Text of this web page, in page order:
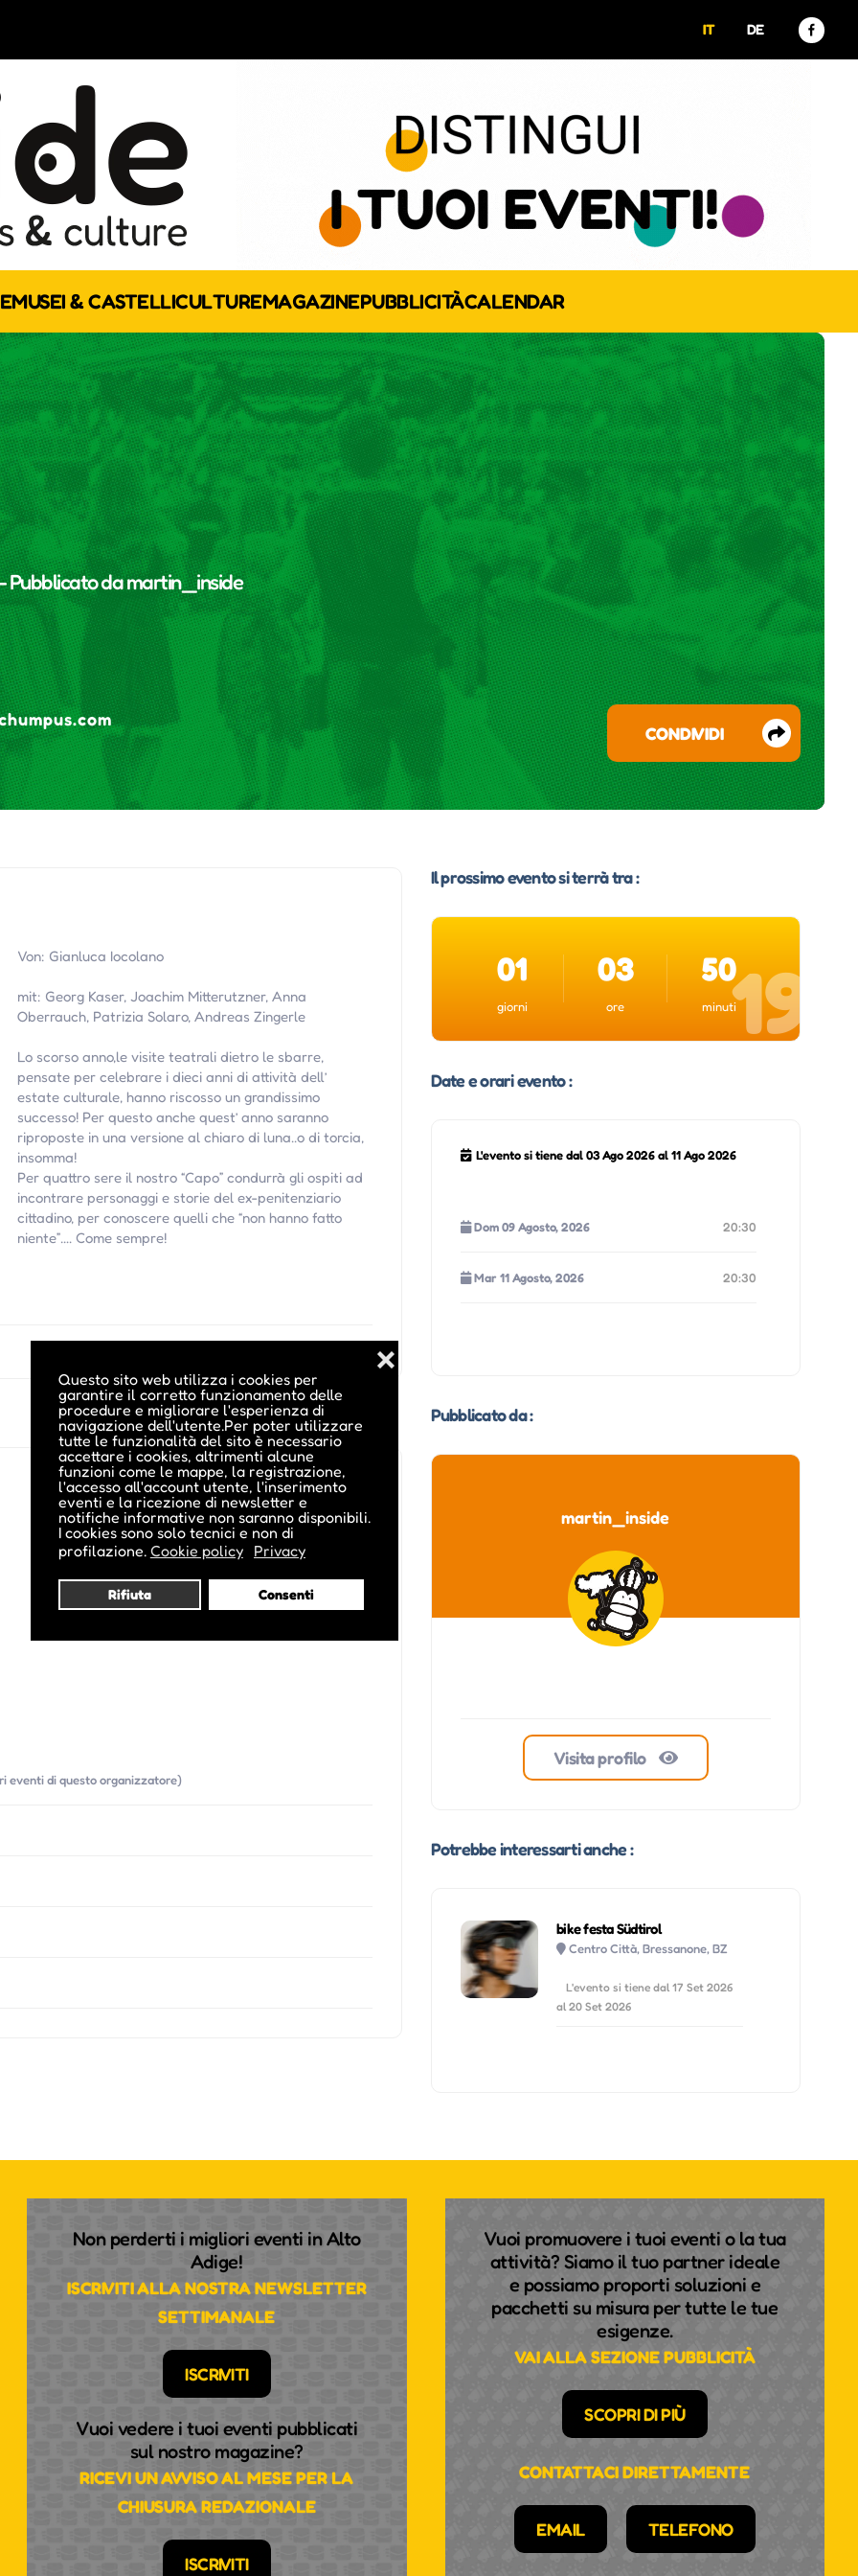
Questo sito web utilizza i cookies per
garantire il corretto funzionamento delle
procedure e migliorare l'esperienza di
navigazione dell'utente.Per poter utilizzare
tutte le funzionalità del sito è necessario
accettare i cookies, altrimenti alcune
funzioni come le mappe, la registrazione,
l'accesso all'account utente, l'inserimento
eventi e la ricezione di newsletter e
notifiche informative non saranno disponibili.
I cookies sono solo tecnici e non di
profilazione. Cookie policy Privacy
Rifiuta Consenti
❌
IT DE
MUSEI & CASTELLICULTUREMAGAZINEPUBBLICITÀCALENDAR
Pubblicato damartin_inside
CONDIVIDI
Von: Gianluca Iocolano
mit: Georg Kaser, Joachim Mitterutzner, Anna
Oberrauch, Patrizia Solaro, Andreas Zingerle
Lo scorso anno,le visite teatrali dietro le sbarre,
pensate per celebrare i dieci anni di attività dell’
estate culturale, hanno riscosso un grandissimo
successo! Per questo anche quest’ anno saranno
riproposte in una versione al chiaro di luna..o di torcia,
insomma!
Per quattro sere il nostro “Capo” condurrà gli ospiti ad
incontrare personaggi e storie del ex-penitenziario
cittadino, per conoscere quelli che “non hanno fatto
niente”…. Come sempre!
eventi di questo organizzatore)
Il prossimo evento si terrà tra :
01
giorni
03
ore
50
minuti18
Date e orari evento :
L'evento si tiene dal 03 Ago 2026 al 11 Ago 2026
Dom 09 Agosto, 2026 20:30
Mar 11 Agosto, 2026 20:30
Pubblicato da :
martin_inside
Visita profilo
Potrebbe interessarti anche :
bike festa Südtirol
Centro Città, Bressanone, BZ
L'evento si tiene dal 17 Set 2026
al 20 Set 2026
Non perderti i migliori eventi in Alto
Adige!
ISCRIVITI ALLA NOSTRA NEWSLETTER
SETTIMANALE
ISCRIVITI
Vuoi vedere i tuoi eventi pubblicati
sul nostro magazine?
RICEVI UN AVVISO AL MESE PER LA
CHIUSURA REDAZIONALE
ISCRIVITI
Vuoi promuovere i tuoi eventi o la tua
attività? Siamo il tuo partner ideale
e possiamo proporti soluzioni e
pacchetti su misura per tutte le tue
esigenze.
VAI ALLA SEZIONE PUBBLICITÀ
SCOPRI DI PIÙ
CONTATTACI DIRETTAMENTE
EMAIL TELEFONO